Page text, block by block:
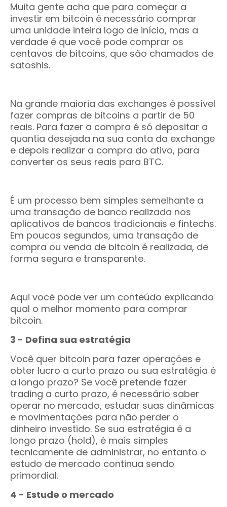
Muita gente acha que para começar a
investir em bitcoin é necessário comprar
uma unidade inteira logo de início, mas a
verdade é que você pode comprar os
centavos de bitcoins, que são chamados de
satoshis.
Na grande maioria das exchanges é possível
fazer compras de bitcoins a partir de 50
reais. Para fazer a compra é só depositar a
quantia desejada na sua conta da exchange
e depois realizar a compra do ativo, para
converter os seus reais para BTC.
É um processo bem simples semelhante a
uma transação de banco realizada nos
aplicativos de bancos tradicionais e fintechs.
Em poucos segundos, uma transação de
compra ou venda de bitcoin é realizada, de
forma segura e transparente.
Aqui você pode ver um conteúdo explicando
qual o melhor momento para comprar
bitcoin.
3 - Defina sua estratégia
Você quer bitcoin para fazer operações e
obter lucro a curto prazo ou sua estratégia é
a longo prazo? Se você pretende fazer
trading a curto prazo, é necessário saber
operar no mercado, estudar suas dinâmicas
e movimentações para não perder o
dinheiro investido. Se sua estratégia é a
longo prazo (hold), é mais simples
tecnicamente de administrar, no entanto o
estudo de mercado continua sendo
primordial.
4 - Estude o mercado